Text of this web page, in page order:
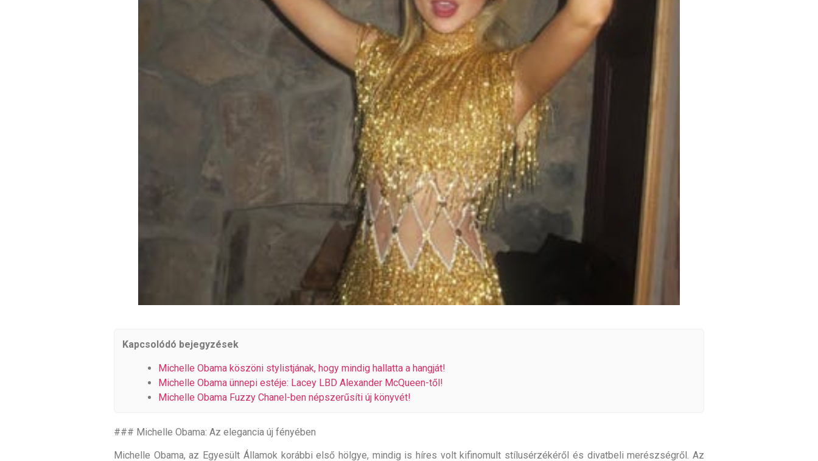
Kapcsolódó bejegyzések
Michelle Obama köszöni stylistjának, hogy mindig hallatta a hangját!
Michelle Obama ünnepi estéje: Lacey LBD Alexander McQueen-től!
Michelle Obama Fuzzy Chanel-ben népszerűsíti új könyvét!
### Michelle Obama: Az elegancia új fényében
Michelle Obama, az Egyesült Államok korábbi első hölgye, mindig is híres volt kifinomult stílusérzékéről és divatbeli merészségről. Az